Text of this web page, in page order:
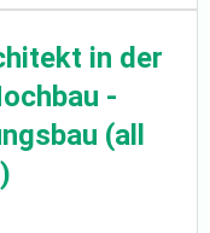
in der
-
(all